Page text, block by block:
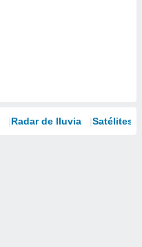
Radar de lluvia Satélites